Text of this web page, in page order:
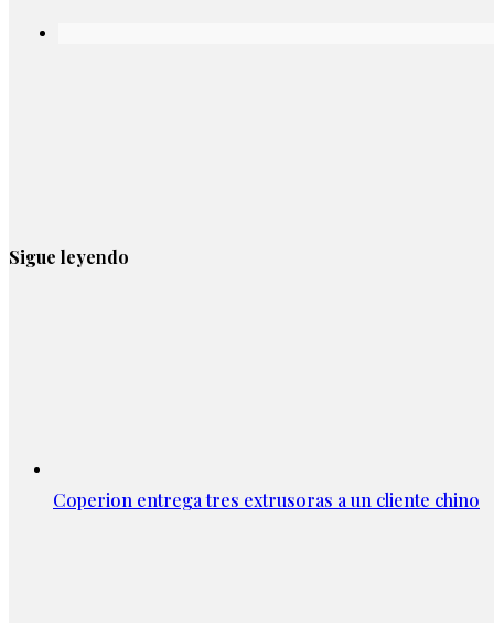
Sigue leyendo
Coperion entrega tres extrusoras a un cliente chino